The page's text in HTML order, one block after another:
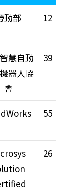
動部 12
慧自動
器人協
會
39
55
26